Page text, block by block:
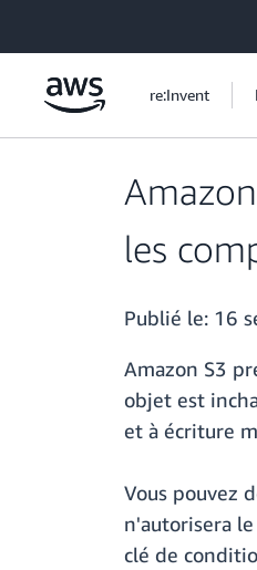
re:Invent
les
Publié le: 16
Amazon S3
objet est
et à écriture
Vous pouvez
n'autorisera
clé de